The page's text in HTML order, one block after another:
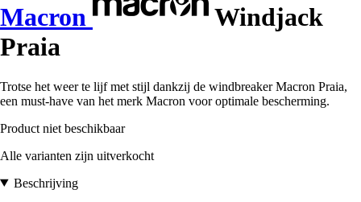
Macron
Windjack
Praia
Trotse het weer te lijf met stijl dankzij de windbreaker Macron Praia,
een must-have van het merk Macron voor optimale bescherming.
Product niet beschikbaar
Alle varianten zijn uitverkocht
Beschrijving